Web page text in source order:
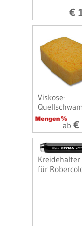
€
Viskose-
ab €
Kreidehalter
für